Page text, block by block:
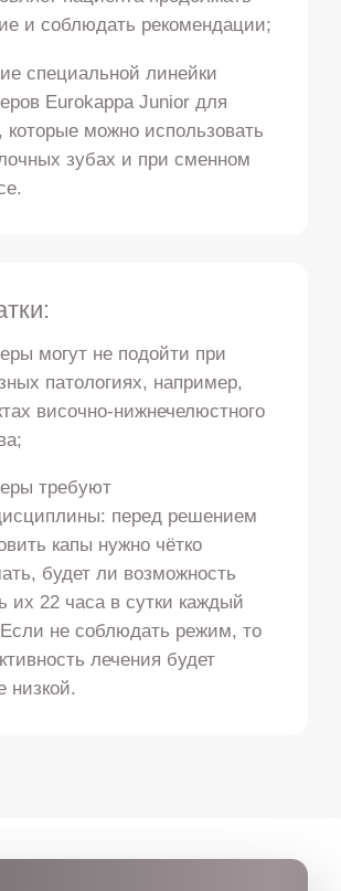
и соблюдать рекомендации;
специальной линейки
Eurokappa Junior для
которые можно использовать
зубах и при сменном
могут не подойти при
патологиях, например,
височно-нижнечелюстного
требуют
перед решением
капы нужно чётко
будет ли возможность
их 22 часа в сутки каждый
не соблюдать режим, то
лечения будет
низкой.